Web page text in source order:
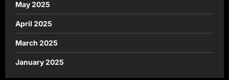
May 2025
April 2025
March 2025
January 2025